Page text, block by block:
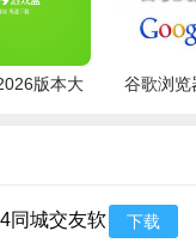
版本大
谷歌浏览
同城交友软
下载